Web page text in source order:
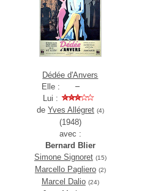
Dédée d'Anvers
Elle :
Lui :
de Yves Allégret (4)
(1948)
avec :
Bernard Blier
Simone Signoret (15)
Marcello Pagliero (2)
Marcel Dalio (24)